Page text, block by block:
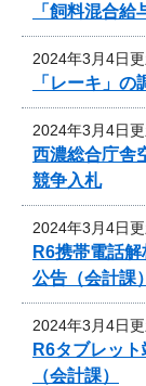
「飼料混合
2024年3月4日
「レーキ」
2024年3月4日
西濃総合庁舎
競争入札
2024年3月4日
R6携帯電話
公告（会計課）
2024年3月4日
R6タブレッ
（会計課）